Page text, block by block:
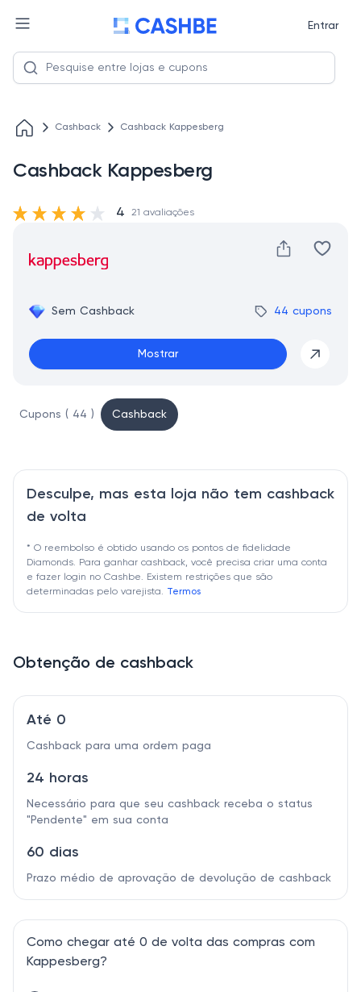
Entrar
Cashback Cashback Kappesberg
Cashback Kappesberg
Sem Cashback 44 cupons
Mostrar
4 21 avaliações
Cupons ( 44 ) Cashback
Desculpe, mas esta loja não tem cashback
de volta
* O reembolso é obtido usando os pontos de fidelidade
Diamonds. Para ganhar cashback, você precisa criar uma conta
e fazer login no Cashbe. Existem restrições que são
determinadas pelo varejista. Termos
Obtenção de cashback
Até 0
Cashback para uma ordem paga
24 horas
Necessário para que seu cashback receba o status
"Pendente" em sua conta
60 dias
Prazo médio de aprovação de devolução de cashback
Como chegar até 0 de volta das compras com
Kappesberg?